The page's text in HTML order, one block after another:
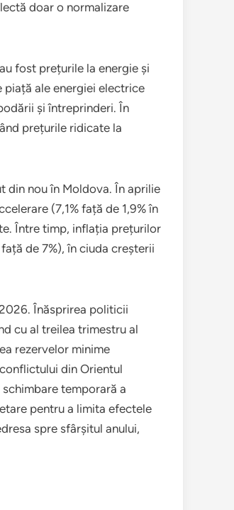
doar o normalizare
fost prețurile la energie și
ale energiei electrice
și întreprinderi. În
prețurile ridicate la
din nou în Moldova. În aprilie
(7,1% față de 1,9% în
Între timp, inflația prețurilor
de 7%), în ciuda creșterii
Înăsprirea politicii
cu al treilea trimestru al
rezervelor minime
din Orientul
temporară a
pentru a limita efectele
spre sfârșitul anului,